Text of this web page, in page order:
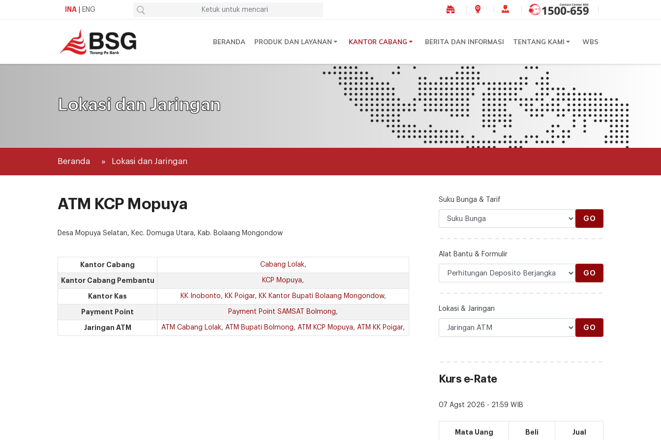
INA ENG
BERANDA PRODUK DAN LAYANAN KANTOR CABANG BERITA DAN INFORMASI TENTANG KAMI WBS
Lokasi dan Jaringan
Beranda Lokasi dan Jaringan
ATM KCP Mopuya
Desa Mopuya Selatan, Kec. Domuga Utara, Kab. Bolaang Mongondow
Kantor Cabang Cabang Lolak,
Kantor Cabang Pembantu KCP Mopuya,
Kantor Kas KK Inobonto, KK Poigar, KK Kantor Bupati Bolaang Mongondow,
Payment Point Payment Point SAMSAT Bolmong,
Jaringan ATM ATM Cabang Lolak, ATM Bupati Bolmong, ATM KCP Mopuya, ATM KK Poigar,
Suku Bunga & Tarif
GO
Alat Bantu & Formulir
GO
Lokasi & Jaringan
GO
Kurs e-Rate
07 Agst 2026 - 21:59 WIB
Mata Uang Beli Jual